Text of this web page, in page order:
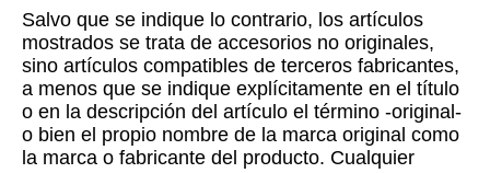
Salvo que se indique lo contrario, los artículos
mostrados se trata de accesorios no originales,
sino artículos compatibles de terceros fabricantes,
a menos que se indique explícitamente en el título
o en la descripción del artículo el término -original-
o bien el propio nombre de la marca original como
la marca o fabricante del producto. Cualquier